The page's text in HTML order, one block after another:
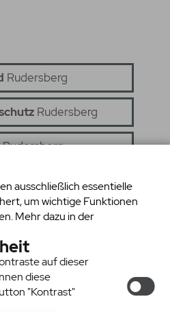
Rudersberg
Rudersberg
Rudersberg
ausschließlich essentielle
um wichtige Funktionen
Mehr dazu in der
auf dieser
diese
"Kontrast"